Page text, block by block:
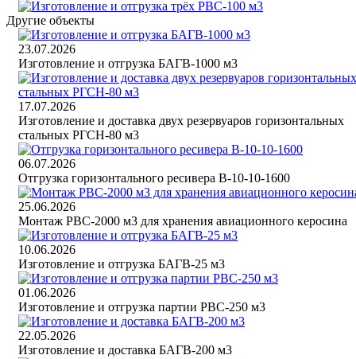
Другие объекты
23.07.2026
Изготовление и отгрузка БАГВ-1000 м3
17.07.2026
Изготовление и доставка двух резервуаров горизонтальных
стальных РГСН-80 м3
06.07.2026
Отгрузка горизонтального ресивера В-10-10-1600
25.06.2026
Монтаж РВС-2000 м3 для хранения авиационного керосина
10.06.2026
Изготовление и отгрузка БАГВ-25 м3
01.06.2026
Изготовление и отгрузка партии РВС-250 м3
22.05.2026
Изготовление и доставка БАГВ-200 м3